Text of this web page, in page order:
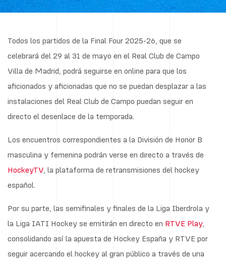
Todos los partidos de la Final Four 2025-26, que se
celebrará del 29 al 31 de mayo en el Real Club de Campo
Villa de Madrid, podrá seguirse en online para que los
aficionados y aficionadas que no se puedan desplazar a las
instalaciones del Real Club de Campo puedan seguir en
directo el desenlace de la temporada.
Los encuentros correspondientes a la División de Honor B
masculina y femenina podrán verse en directo a través de
HockeyTV, la plataforma de retransmisiones del hockey
español.
Por su parte, las semifinales y finales de la Liga Iberdrola y
la Liga IATI Hockey se emitirán en directo en RTVE Play,
consolidando así la apuesta de Hockey España y RTVE por
seguir acercando el hockey al gran público a través de una